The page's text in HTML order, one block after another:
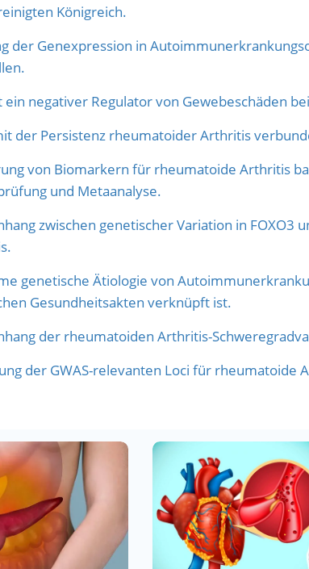
Königreich.
der Genexpression in
ein negativer Regulator von Gewebeschäden
der Persistenz rheumatoider Arthritis
von Biomarkern für rheumatoide Arthritis
und Metaanalyse.
zwischen genetischer Variation in
genetische Ätiologie von
Gesundheitsakten verknüpft ist.
der rheumatoiden Arthritis-
der GWAS-relevanten Loci für rheumatoide